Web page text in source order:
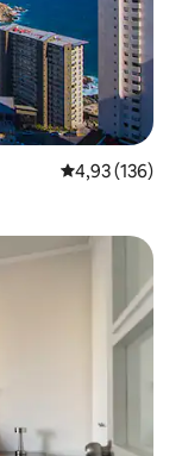
Évaluation
4,93 (136)